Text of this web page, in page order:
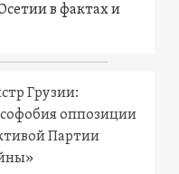
в фактах и
Грузии:
оппозиции
Партии